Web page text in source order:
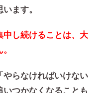
ます。
中し続けることは、大
「やらなければいけない
つかなくなることも